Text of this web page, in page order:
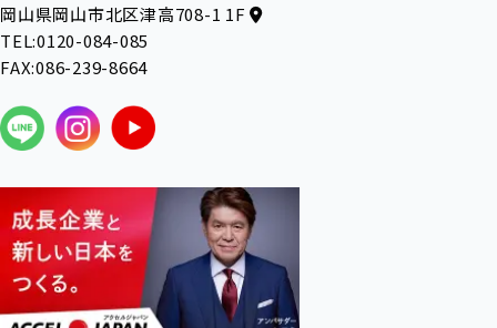
岡山県岡山市北区津高708-1 1F
TEL:0120-084-085
FAX:086-239-8664